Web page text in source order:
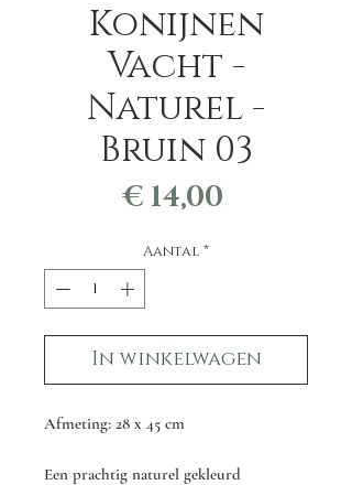
Konijnen
Vacht -
Naturel -
Bruin 03
€ 14,00
Aantal *
In winkelwagen
Afmeting: 28 x 45 cm
Een prachtig naturel gekleurd